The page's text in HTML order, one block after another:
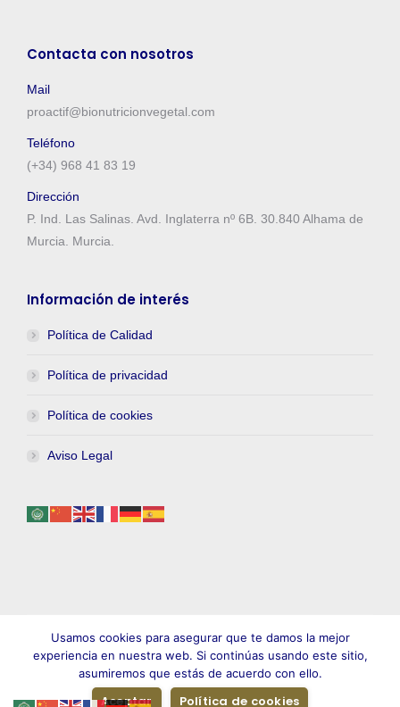
Contacta con nosotros
Mail
proactif@bionutricionvegetal.com
Teléfono
(+34) 968 41 83 19
Dirección
P. Ind. Las Salinas. Avd. Inglaterra nº 6B. 30.840 Alhama de
Murcia. Murcia.
Información de interés
Política de Calidad
Política de privacidad
Política de cookies
Aviso Legal
2022 BioNutrición Vegetal, S.A.
Usamos cookies para asegurar que te damos la mejor
experiencia en nuestra web. Si continúas usando este sitio,
asumiremos que estás de acuerdo con ello.
Aceptar Política de cookies